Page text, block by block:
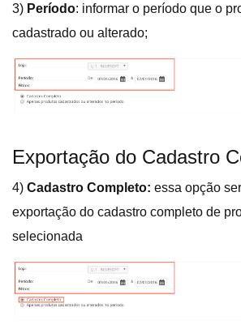
3) Período: informar o período que o
cadastrado ou alterado;
Exportação do Cadastro
4) Cadastro Completo: essa opção
exportação do cadastro completo de
selecionada